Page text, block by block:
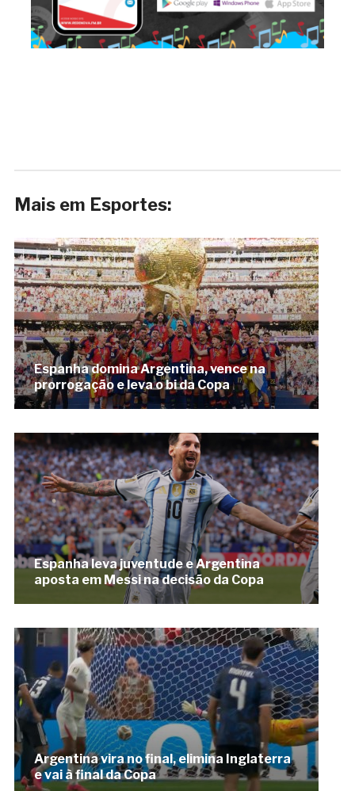
Mais em Esportes:
Espanha domina Argentina, vence na
prorrogação e leva o bi da Copa
Espanha leva juventude e Argentina
aposta em Messi na decisão da Copa
Argentina vira no final, elimina Inglaterra
e vai à final da Copa